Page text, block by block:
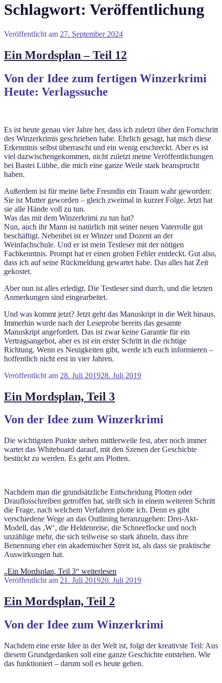
Schlagwort: Veröffentlichung
Veröffentlicht am 27. September 2024
Ein Mordsplan – Teil 12
Von der Idee zum fertigen Winzerkrimi
Heute: Verlagssuche
Es ist heute genau vier Jahre her, dass ich zuletzt über den Fortschritt
des Winzerkrimis geschrieben habe. Ehrlich gesagt, hat mich diese
Erkenntnis selbst überrascht und ein wenig erschreckt. Aber es ist
viel dazwischengekommen, nicht zuletzt meine Veröffentlichungen
bei Bastei Lübbe, die mich eine ganze Weile stark beansprucht
haben.
Außerdem ist für meine liebe Freundin ein Traum wahr geworden:
Sie ist Mutter geworden – gleich zweimal in kurzer Folge. Jetzt hat
sie alle Hände voll zu tun.
Was das mit dem Winzerkrimi zu tun hat?
Nun, auch ihr Mann ist natürlich mit seiner neuen Vaterrolle gut
beschäftigt. Nebenbei ist er Winzer und Dozent an der
Weinfachschule. Und er ist mein Testleser mit der nötigen
Fachkenntnis. Prompt hat er einen groben Fehler entdeckt. Gut also,
dass ich auf seine Rückmeldung gewartet habe. Das alles hat Zeit
gekostet.
Aber nun ist alles erledigt. Die Testleser sind durch, und die letzten
Anmerkungen sind eingearbeitet.
Und was kommt jetzt? Jetzt geht das Manuskript in die Welt hinaus.
Immerhin wurde nach der Leseprobe bereits das gesamte
Manuskript angefordert. Das ist zwar keine Garantie für ein
Vertragsangebot, aber es ist ein erster Schritt in die richtige
Richtung. Wenn es Neuigkeiten gibt, werde ich euch informieren –
hoffentlich nicht erst in vier Jahren.
Veröffentlicht am 28. Juli 201928. Juli 2019
Ein Mordsplan, Teil 3
Von der Idee zum Winzerkrimi
Die wichtigsten Punkte stehen mittlerweile fest, aber noch immer
wartet das Whiteboard darauf, mit den Szenen der Geschichte
bestückt zu werden. Es geht ans Plotten.
Nachdem man die grundsätzliche Entscheidung Plotten oder
Drauflosschreiben getroffen hat, stellt sich in einem weiteren Schritt
die Frage, nach welchem Verfahren plotte ich. Denn es gibt
verschiedene Wege an das Outlining heranzugehen: Drei-Akt-
Modell, das ‚W‘, die Heldenreise, die Schneeflocke und noch
unzählige mehr, die sich teilweise so stark ähneln, dass ihre
Benennung eher ein akademischer Streit ist, als dass sie praktische
Auswirkungen hat.
„Ein Mordsplan, Teil 3“ weiterlesen
Veröffentlicht am 21. Juli 201920. Juli 2019
Ein Mordsplan, Teil 2
Von der Idee zum Winzerkrimi
Nachdem eine erste Idee in der Welt ist, folgt der kreativste Teil: Aus
diesem Grundgedanken soll eine ganze Geschichte entstehen. Wie
das funktioniert – darum soll es heute gehen.